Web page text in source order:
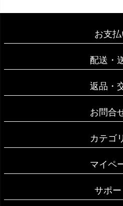
お支払
配送・
返品・
お問合
カテゴ
マイペ
サポー